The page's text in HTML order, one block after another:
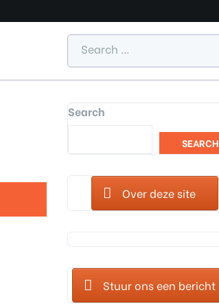
Search
SEARCH
Over deze site
Stuur ons een bericht